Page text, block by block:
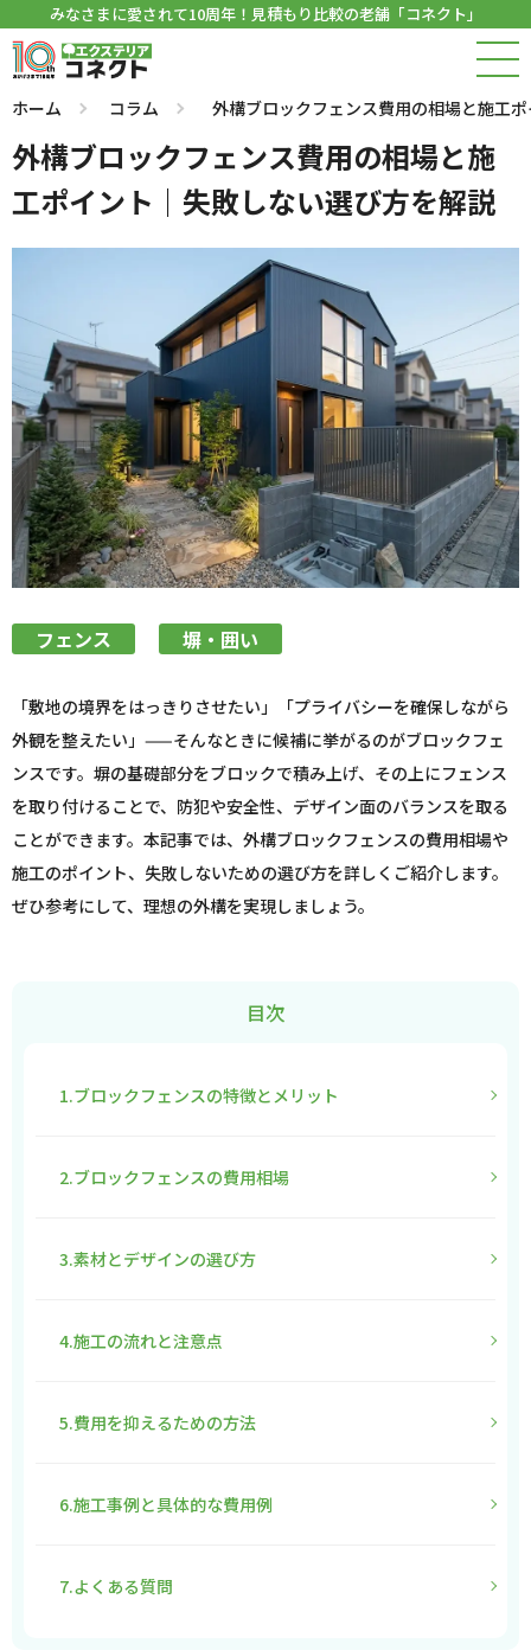
みなさまに愛されて10周年！見積もり比較の老舗「コネクト」
ホーム コラム 外構ブロックフェンス費用の相場と施工
外構ブロックフェンス費用の相場と施
工ポイント｜失敗しない選び方を解説
フェンス 塀・囲い
「敷地の境界をはっきりさせたい」「プライバシーを確保しながら
外観を整えたい」——そんなときに候補に挙がるのがブロックフェ
ンスです。塀の基礎部分をブロックで積み上げ、その上にフェンス
を取り付けることで、防犯や安全性、デザイン面のバランスを取る
ことができます。本記事では、外構ブロックフェンスの費用相場や
施工のポイント、失敗しないための選び方を詳しくご紹介します。
ぜひ参考にして、理想の外構を実現しましょう。
目次
1.ブロックフェンスの特徴とメリット
2.ブロックフェンスの費用相場
3.素材とデザインの選び方
4.施工の流れと注意点
5.費用を抑えるための方法
6.施工事例と具体的な費用例
7.よくある質問